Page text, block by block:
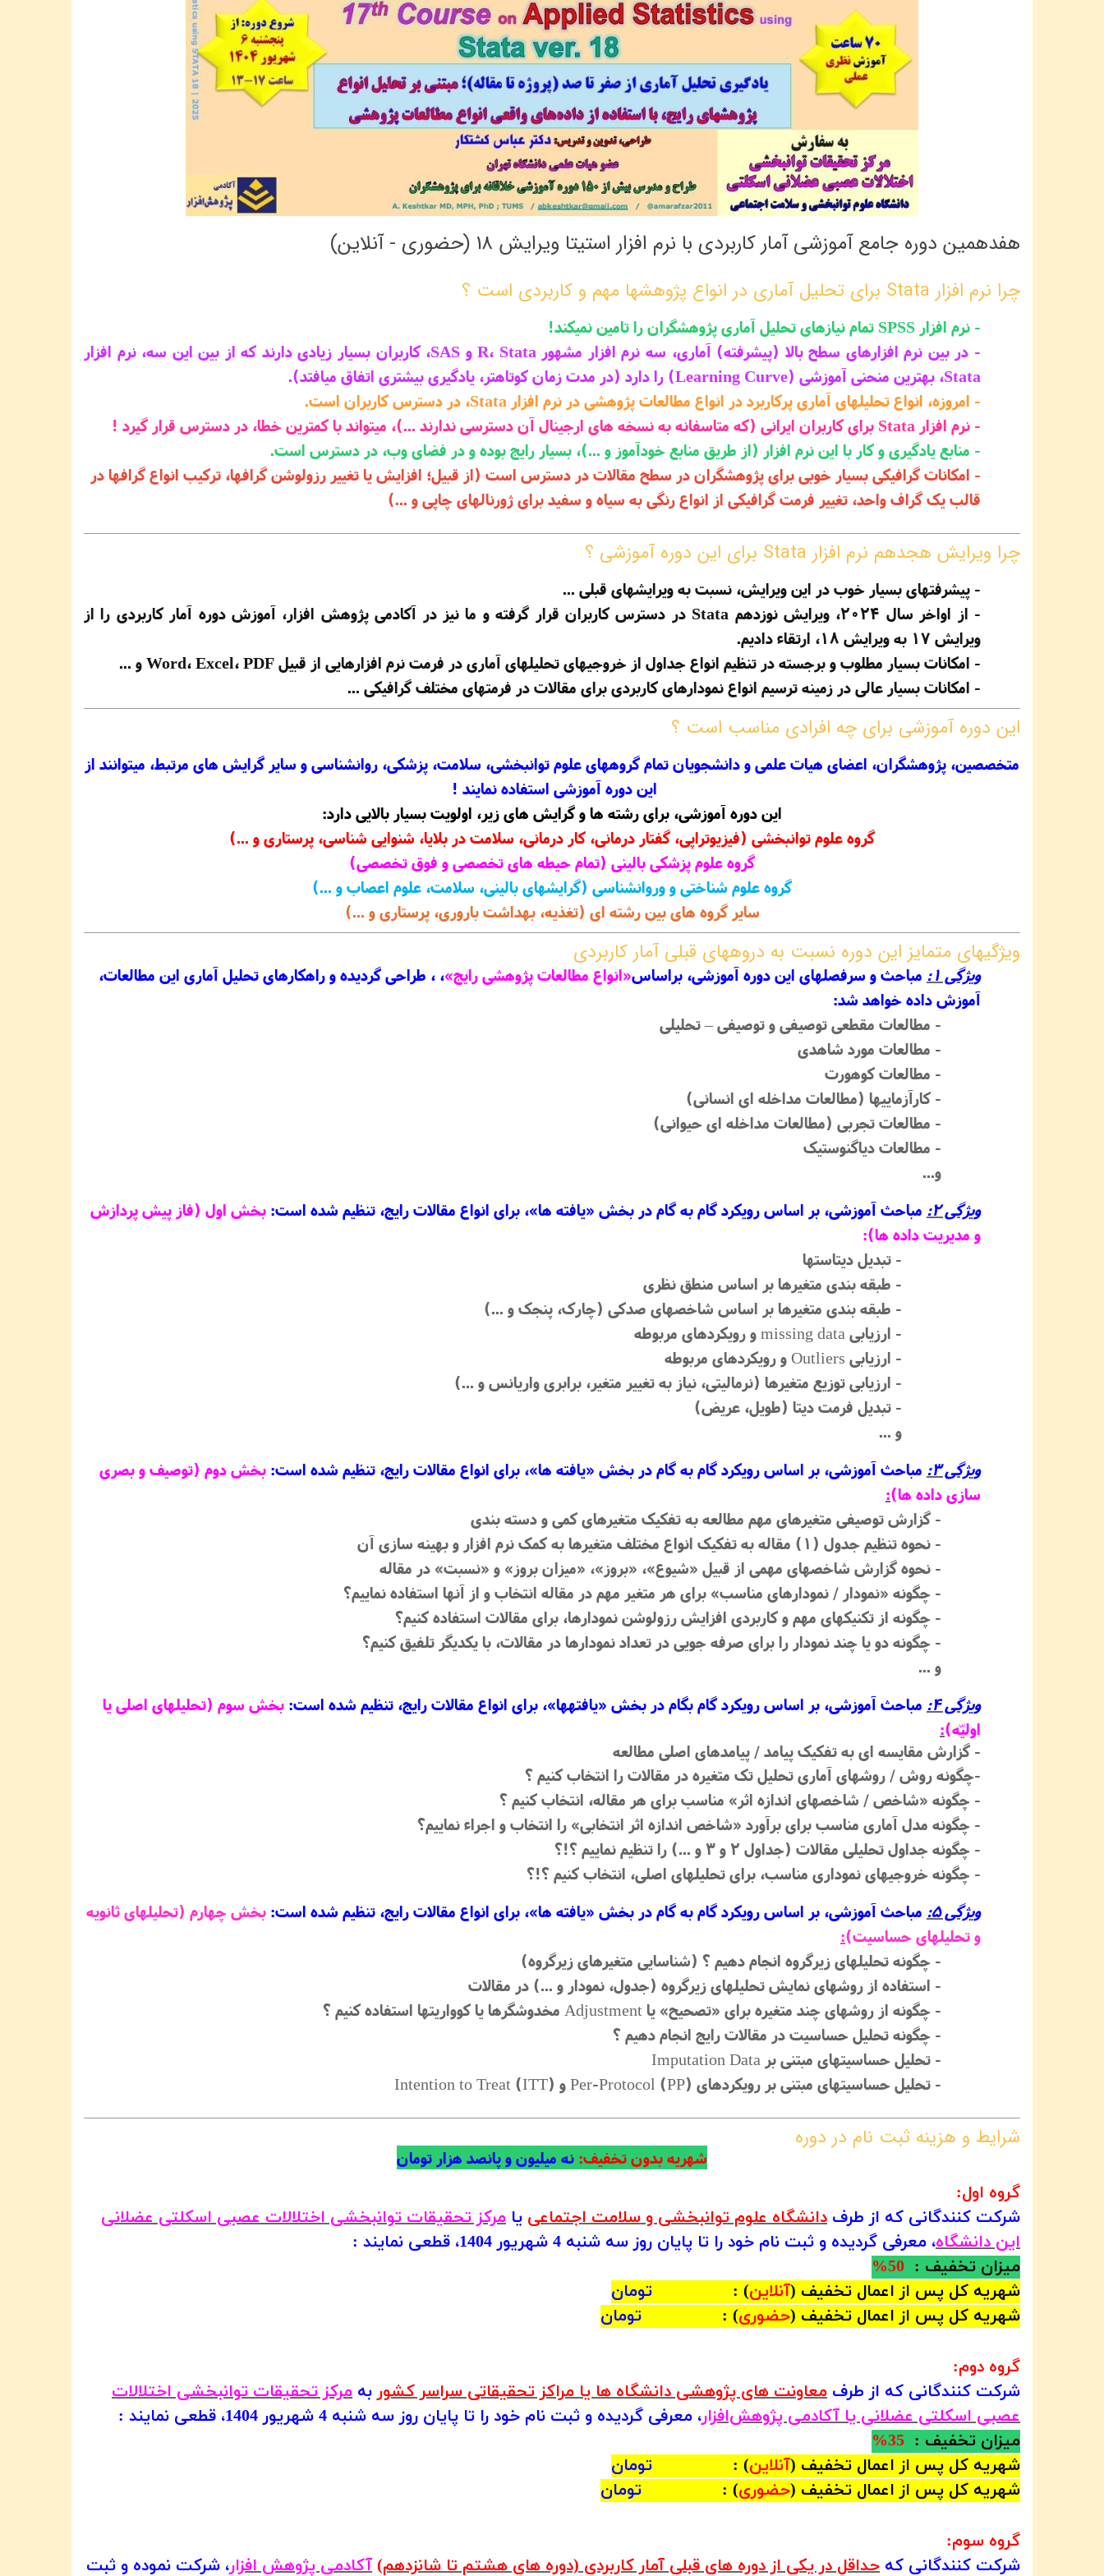
هفدهمین دوره جامع آموزشی آمار کاربردی با نرم افزار استیتا ویرایش 18 (حضوری - آنلاین)
چرا نرم ‏افزار Stata برای تحلیل آماری در انواع پژوهشها مهم و کاربردی است ؟
- نرم ‏افزار SPSS تمام نیازهای تحلیل آماری پژوهشگران را تامین نمیکند!
- در بین نرم ‏افزارهای سطح بالا (پیشرفته) آماری، سه نرم ‏افزار مشهور R، Stata و SAS، کاربران بسیار زیادی دارند که از بین این سه، نرم ‏افزار
Stata، بهترین منحنی آموزشی (Learning Curve) را دارد (در مدت زمان کوتاهتر، یادگیری بیشتری اتفاق میافتد).
- امروزه، انواع تحلیلهای آماری پرکاربرد در انواع مطالعات پژوهشی در نرم ‏افزار Stata، در دسترس کاربران است.
- نرم‏ افزار Stata برای کاربران ایرانی (که متاسفانه به نسخه‏ های
ارجینال آن دسترسی ندارند ...)، میتواند با کمترین خطا، در دسترس قرار گیرد !
- منابع یادگیری و کار با این نرم ‏افزار (از طریق منابع خودآموز و ...)، بسیار رایج بوده و در فضای وب، در دسترس است.
- امکانات گرافیکی بسیار خوبی برای پژوهشگران در سطح مقالات در دسترس است (از قبیل؛ افزایش یا تغییر رزولوشنگرافها، ترکیب انواع گرافها در
قالب یک گراف واحد، تغییر فرمت گرافیکی از انواع رنگی به سیاه و سفید برای ژورنالهای چاپی و ...)
چرا ویرایش هجدهم نرم‏ افزار Stata برای این دوره آموزشی ؟
- پیشرفتهای بسیار خوب در این ویرایش، نسبت به ویرایشهای قبلی ...
- از اواخر سال 2024، ویرایش نوزدهم Stata در دسترس کاربران قرار گرفته و ما نیز در آکادمی پژوهش ‏افزار، آموزش دوره آمار کاربردی را از
ویرایش 17 به ویرایش 18، ارتقاء دادیم.
- امکانات بسیار مطلوب و برجسته در تنظیم انواع جداول از خروجیهای تحلیلهای آماری در فرمت نرم‏ افزارهایی از قبیل Word، Excel، PDF و ...
- امکانات بسیار عالی در زمینه ترسیم انواع نمودارهای کاربردی برای مقالات در فرمتهای مختلف گرافیکی ...
این دوره آموزشی برای چه افرادی مناسب است ؟
متخصصین، پژوهشگران، اعضای هیات علمی و دانشجویان تمام گروههای علوم توانبخشی، سلامت، پزشکی، روانشناسی و سایر گرایش های مرتبط، میتوانند از
این دوره آموزشی استفاده نمایند !
این دوره آموزشی، برای رشته ‏ها و گرایش های زیر، اولویت بسیار بالایی دارد:
گروه علوم توانبخشی (فیزیوتراپی، گفتار درمانی، کار درمانی، سلامت در بلایا، شنوایی شناسی، پرستاری و ...)
گروه علوم پزشکی بالینی (تمام حیطه های تخصصی و فوق تخصصی)
گروه علوم شناختی و وروانشناسی (گرایشهای بالینی، سلامت، علوم اعصاب و ...)
سایر گروه های بین ‏رشته ‏ای (تغذیه، بهداشت باروری، پرستاری و ...)
ویژگیهای متمایز این دوره نسبت به دروه‏های قبلی آمار کاربردی
ویژگی 1: مباحث و سرفصلهای این دوره آموزشی، براساس«انواع مطالعات پژوهشی رایج»، ، طراحی گردیده و راهکارهای تحلیل آماری این مطالعات،
آموزش داده خواهد شد:
- مطالعات مقطعی توصیفی و توصیفی – تحلیلی
- مطالعات مورد شاهدی
- مطالعات کوهورت
- کارآزماییها (مطالعات مداخله ‏ای انسانی)
- مطالعات تجربی (مطالعات مداخله ‏ای حیوانی)
- مطالعات دیاگنوستیک
و...
ویژگی 2:
مباحث آموزشی، بر اساس رویکرد گام به گام در بخش «یافته‏ ها»، برای انواع مقالات رایج، تنظیم شده است: بخش اول (فاز پیش‏ پردازش
و مدیریت داده‏ ها):
- تبدیل دیتاستها
- طبقه ‏بندی متغیرها بر اساس منطق نظری
- طبقه‏ بندی متغیرها بر اساس شاخصهای صدکی (چارک، پنجک و ...)
- ارزیابی missing data و رویکردهای مربوطه
- ارزیابی Outliers و رویکردهای مربوطه
- ارزیابی توزیع متغیرها (نرمالیتی، نیاز به تغییر متغیر، برابری واریانس و ...)
- تبدیل فرمت دیتا (طویل، عریض)
و ...
ویژگی 3:
مباحث آموزشی، بر اساس رویکرد گام به گام در بخش «یافته‏ ها»، برای انواع مقالات رایج، تنظیم شده است: بخش دوم (توصیف و بصری
سازی داده‏ ها):
- گزارش توصیفی متغیرهای مهم مطالعه به تفکیک متغیرهای کمی و دسته‏ بندی
- نحوه تنظیم جدول (1) مقاله به تفکیک انواع مختلف متغیرها به کمک نرم ‏افزار و بهینه ‎‏سازی آن
- نحوه گزارش شاخصهای مهمی از قبیل «شیوع»، «بروز»، «میزان بروز» و «نسبت» در مقاله
- چگونه «نمودار / نمودارهای مناسب» برای هر متغیر مهم در مقاله انتخاب و از آنها استفاده نماییم؟
- چگونه از تکنیکهای مهم و کاربردی افزایش رزولوشن نمودارها، برای مقالات استفاده کنیم؟
- چگونه دو یا چند نمودار را برای صرفه‏ جویی در تعداد نمودارها در مقالات، با یکدیگر تلفیق کنیم؟
و ...
ویژگی 4:
مباحث آموزشی، بر اساس رویکرد گام بگام در بخش «یافته‏ها»، برای انواع مقالات رایج، تنظیم شده است: بخش سوم (تحلیلهای اصلی یا
اولیّه):
- گزارش مقایسه ‏ایبه تفکیک پیامد / پیامدهای اصلی مطالعه
-چگونه روش / روشهای آماری تحلیل تک ‏متغیره در مقالات را انتخاب کنیم ؟
- چگونه «شاخص / شاخصهای اندازه اثر» مناسب برای هر مقاله، انتخاب کنیم ؟
- چگونه مدل آماری مناسب برای برآورد «شاخص اندازه اثر انتخابی» را انتخاب و اجراء نماییم؟
- چگونه جداول تحلیلی مقالات (جداول 2 و 3 و ...) را تنظیم نماییم ؟!؟
- چگونه خروجیهای نموداری مناسب، برای تحلیلهای اصلی، انتخاب کنیم ؟!؟
ویژگی 5:
مباحث آموزشی، بر اساس رویکرد گام به گام در بخش «یافته ‏ها»، برای انواع مقالات رایج، تنظیم شده است: بخش چهارم (تحلیلهای ثانویه
و تحلیلهای حساسیت):
- چگونه تحلیلهای زیرگروه انجام دهیم ؟ (شناسایی متغیرهای زیرگروه)
- استفاده از روشهای نمایش تحلیلهای زیرگروه (جدول، نمودار و ...) در مقالات
- چگونه از روشهای چند متغیره برای «تصحیح» یا Adjustment مخدوشگرها یا کوواریتها استفاده کنیم ؟
- چگونه تحلیل حساسیت در مقالات رایج انجام دهیم ؟
- تحلیل حساسیتهای مبتنی بر Imputation Data
- تحلیل حساسیتهای مبتنی بر رویکردهای Per-Protocol (PP) و Intention to Treat (ITT)
شرایط و هزینه ثبت نام در دوره
شهریه بدون تخفیف: نه میلیون و پانصد هزار تومان
گروه اول:
شرکت ‏کنندگانی که از طرف دانشگاه علوم توانبخشی و سلامت اجتماعی یا مرکز تحقیقات توانبخشی اختلالات عصبی اسکلتی عضلانی
این دانشگاه، معرفی گردیده‏ و ثبت نام خود را تا پایان روز سه ‏شنبه 4 شهریور 1404، قطعی نمایند :
میزان تخفیف :
شهریه کل پس از اعمال تخفیف (آنلاین) :
شهریه کل پس از اعمال تخفیف (حضوری) :
گروه دوم:
شرکت ‏کنندگانی که از طرف معاونت های پژوهشی دانشگاه ها یا مراکز تحقیقاتی سراسر کشور به مرکز تحقیقات توانبخشی اختلالات
عصبی اسکلتی عضلانی یا آکادمی پژوهش‌‏افزار، معرفی گردیده‏ و ثبت نام خود را تا پایان روز سه ‏شنبه 4 شهریور 1404، قطعی نمایند :
میزان تخفیف :
شهریه کل پس از اعمال تخفیف (آنلاین) :
شهریه کل پس از اعمال تخفیف (حضوری) :
گروه سوم:
شرکت ‏کنندگانی که حداقل در یکی ازدوره ‏های قبلی آمار کاربردی (دوره های هشتم تا شانزدهم) آکادمی پژوهش ‏افزار، شرکت نموده‏ و ثبت